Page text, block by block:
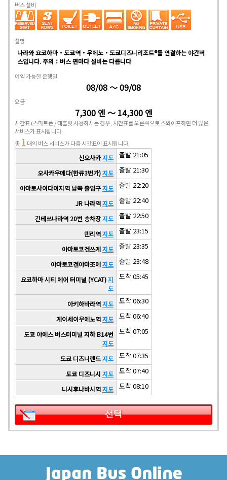
버스 설비
설명
나라와 요코하마・도쿄역・우에노・도쿄디즈니리조트®를 연결하는 야간버
스입니다. 주의：버스 편마다 설비는 다릅니다
예약 가능한 운행일
08/08 ～ 09/08
요금
7,300 엔 ～ 14,300 엔
시간표 (스마트폰 / 태블릿 사용하시는 경우, 시간표를 오른쪽으로 스와이프하면 더 많은
서비스가 표시됩니다.
총 1 대의 버스 서비스가 다음 시간표에 표시됩니다.
신오사카지도 출발 21:05
오사카우메다(한큐3번가)지도 출발 21:30
야마토사이다이지역 남쪽 출입구지도 출발 22:20
JR 나라역지도 출발 22:40
긴테쓰나라역 20번 승차장지도 출발 22:50
덴리역지도 출발 23:15
야마토코겐쓰게지도 출발 23:35
야마토코겐야마조에지도 출발 23:48
요코하마 시티 에어 터미널 (YCAT)지
도
도착 05:45
아키하바라역지도 도착 06:30
게이세이우에노역지도 도착 06:40
도쿄 야에스 버스터미널 지하 B14번
지도
도착 07:05
도쿄 디즈니랜드지도 도착 07:35
도쿄 디즈니시 지도 도착 07:40
니시후나바시역지도 도착 08:10
선택